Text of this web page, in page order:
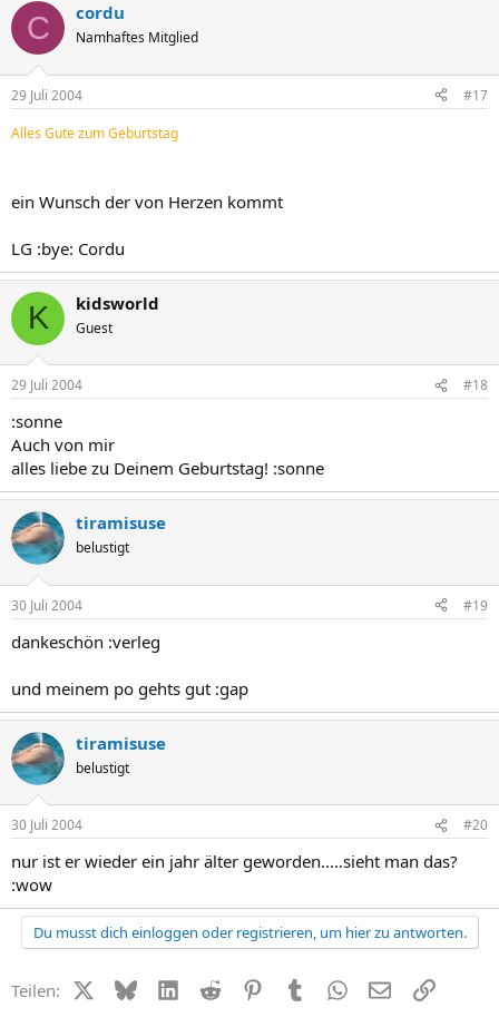
C cordu
Namhaftes Mitglied
29 Juli 2004
#17
Alles Gute zum Geburtstag
ein Wunsch der von Herzen kommt
LG :bye: Cordu
K kidsworld
Guest
29 Juli 2004 #18
:sonne
Auch von mir
alles liebe zu Deinem Geburtstag! :sonne
tiramisuse
belustigt
30 Juli 2004 #19
dankeschön :verleg
und meinem po gehts gut :gap
tiramisuse
belustigt
30 Juli 2004 #20
nur ist er wieder ein jahr älter geworden.....sieht man das?
:wow
Du musst dich einloggen oder registrieren, um hier zu antworten.
Teilen: X (Twitter)
BlueskyLinkedIn
Reddit PinterestTumblr WhatsApp
E-MailLink